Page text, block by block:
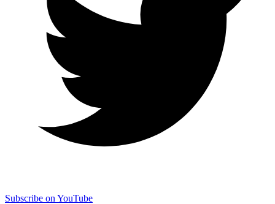
Subscribe on YouTube